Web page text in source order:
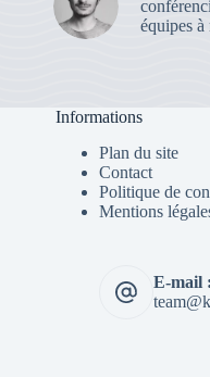
équipes
Informations
Plan du site
Contact
Politique de
Mentions
E-mail :